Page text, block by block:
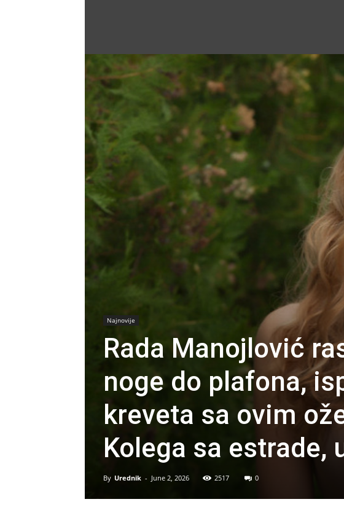
Najnovije
Rada Manojlović
noge do plafona,
kreveta sa ovim
Kolega sa estrade,
By Urednik - June 2, 2026 2517 0